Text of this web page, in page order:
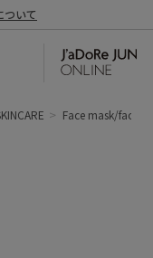
ついて
Face mask/face